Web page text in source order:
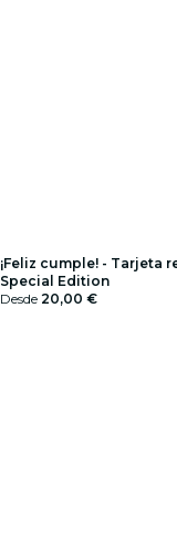
¡Feliz cumple! - Tarjeta
Special Edition
Desde 20,00 €